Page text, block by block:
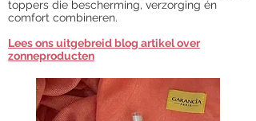
toppers die bescherming, verzorging én
comfort combineren.
Lees ons uitgebreid blog artikel over
zonneproducten